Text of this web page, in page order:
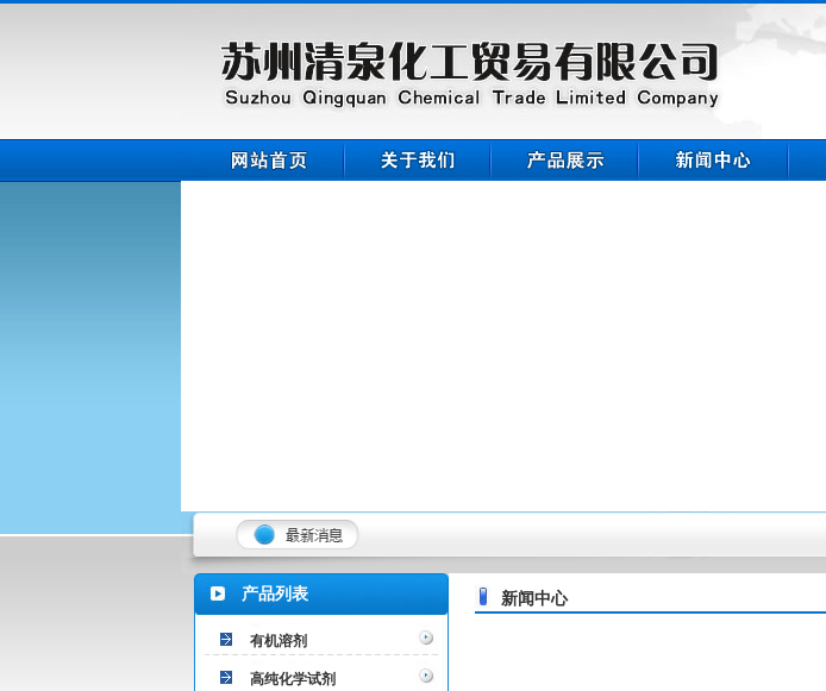
产品列表
有机溶剂
高纯化学试剂
新闻中心